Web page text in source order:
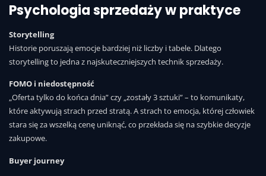
Psychologia sprzedaży w praktyce
Storytelling
Historie poruszają emocje bardziej niż liczby i tabele. Dlatego
storytelling to jedna z najskuteczniejszych technik sprzedaży.
FOMO i niedostępność
„Oferta tylko do końca dnia” czy „zostały 3 sztuki” – to komunikaty,
które aktywują strach przed stratą. A strach to emocja, której człowiek
stara się za wszelką cenę uniknąć, co przekłada się na szybkie decyzje
zakupowe.
Buyer journey